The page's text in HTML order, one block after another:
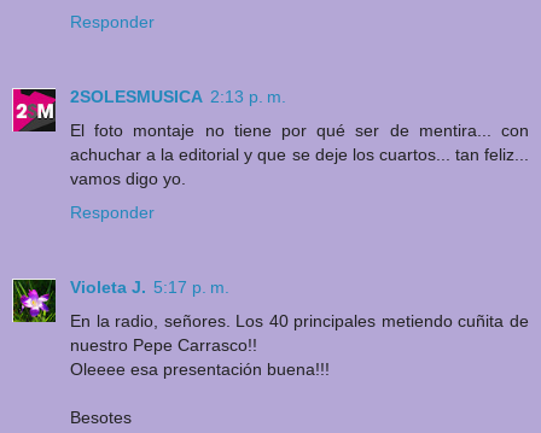
Responder
2SOLESMUSICA 2:13 p. m.
El foto montaje no tiene por qué ser de mentira... con
achuchar a la editorial y que se deje los cuartos... tan feliz...
vamos digo yo.
Responder
Violeta J. 5:17 p. m.
En la radio, señores. Los 40 principales metiendo cuñita de
nuestro Pepe Carrasco!!
Oleeee esa presentación buena!!!
Besotes